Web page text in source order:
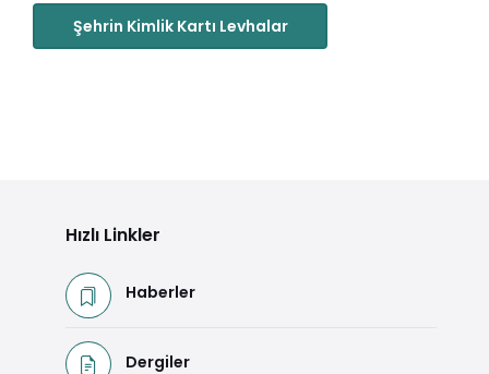
Şehrin Kimlik Kartı Levhalar
Hızlı Linkler
Haberler
Dergiler